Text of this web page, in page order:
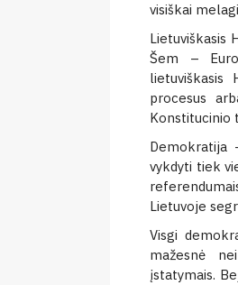
visiškai
Lietuviškasis
Šem –
lietuviškasis
procesus
Konstitucinio
Demokratija
vykdyti tiek
Lietuvoje
Visgi
mažesnė
įstatymais.